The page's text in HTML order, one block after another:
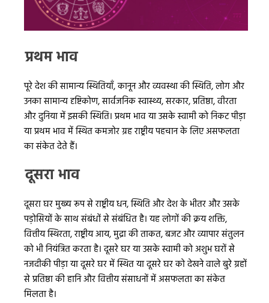
प्रथम भाव
पूरे देश की सामान्य स्थितियाँ, कानून और व्यवस्था की स्थिति, लोग और
उनका सामान्य दृष्टिकोण, सार्वजनिक स्वास्थ्य, सरकार, प्रतिष्ठा, वीरता
और दुनिया में इसकी स्थिति। प्रथम भाव या उसके स्वामी को निकट पीड़ा
या प्रथम भाव में स्थित कमजोर ग्रह राष्ट्रीय पहचान के लिए असफलता
का संकेत देते हैं।
दूसरा भाव
दूसरा घर मुख्य रूप से राष्ट्रीय धन, स्थिति और देश के भीतर और उसके
पड़ोसियों के साथ संबंधों से संबंधित है। यह लोगों की क्रय शक्ति,
वित्तीय स्थिरता, राष्ट्रीय आय, मुद्रा की ताकत, बजट और व्यापार संतुलन
को भी नियंत्रित करता है। दूसरे घर या उसके स्वामी को अशुभ घरों से
नजदीकी पीड़ा या दूसरे घर में स्थित या दूसरे घर को देखने वाले बुरे ग्रहों
से प्रतिष्ठा की हानि और वित्तीय संसाधनों में असफलता का संकेत
मिलता है।